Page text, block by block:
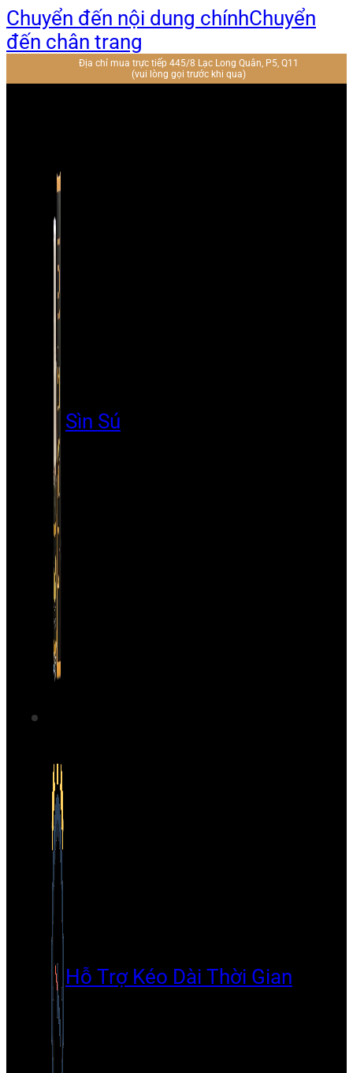
Chuyển đến nội dung chínhChuyển
đến chân trang
Địa chỉ mua trực tiếp 445/8 Lạc Long Quân, P5, Q11
(vui lòng gọi trước khi qua)
Sìn Sú
Hỗ Trợ Kéo Dài Thời Gian